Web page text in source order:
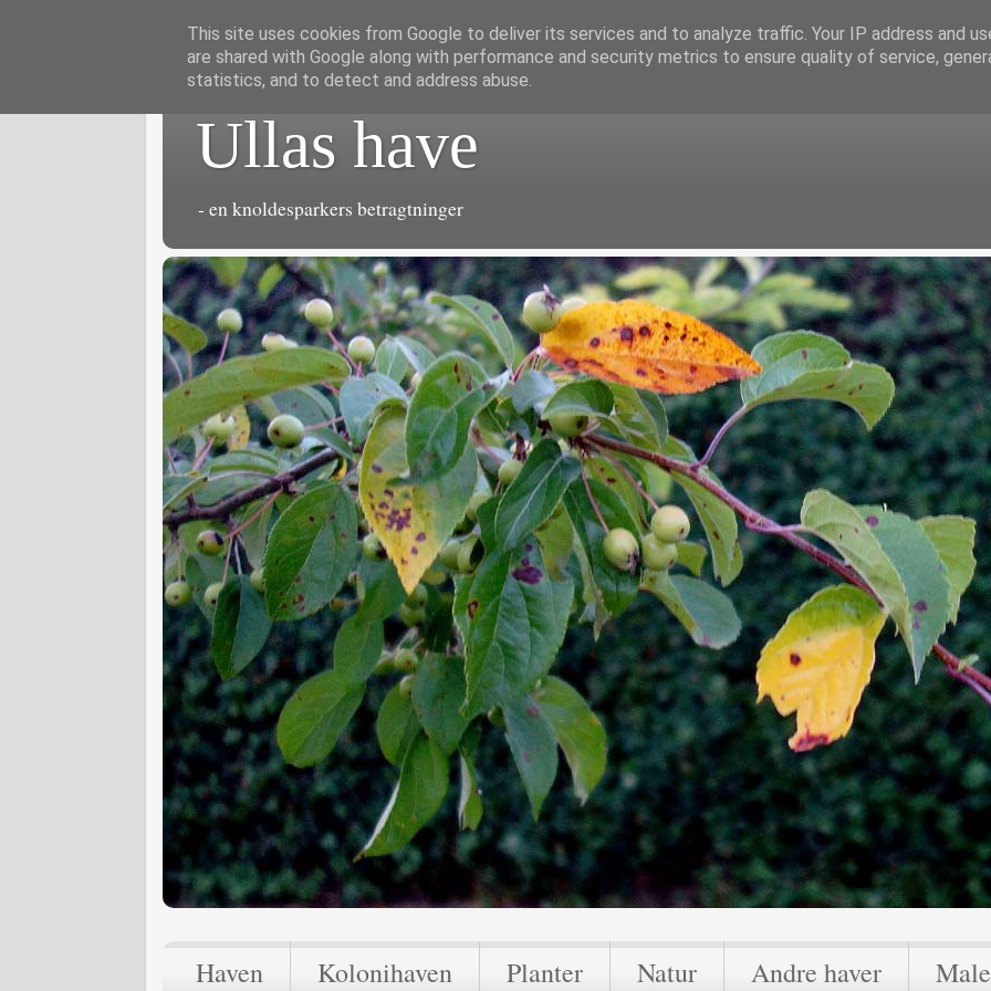
Ullas have
- en knoldesparkers betragtninger
Haven Kolonihaven Planter Natur Andre haver
This site uses cookies from Google to deliver its services and to analyze traffic. Your IP address and
are shared with Google along with performance and security metrics to ensure quality of service,
statistics, and to detect and address abuse.